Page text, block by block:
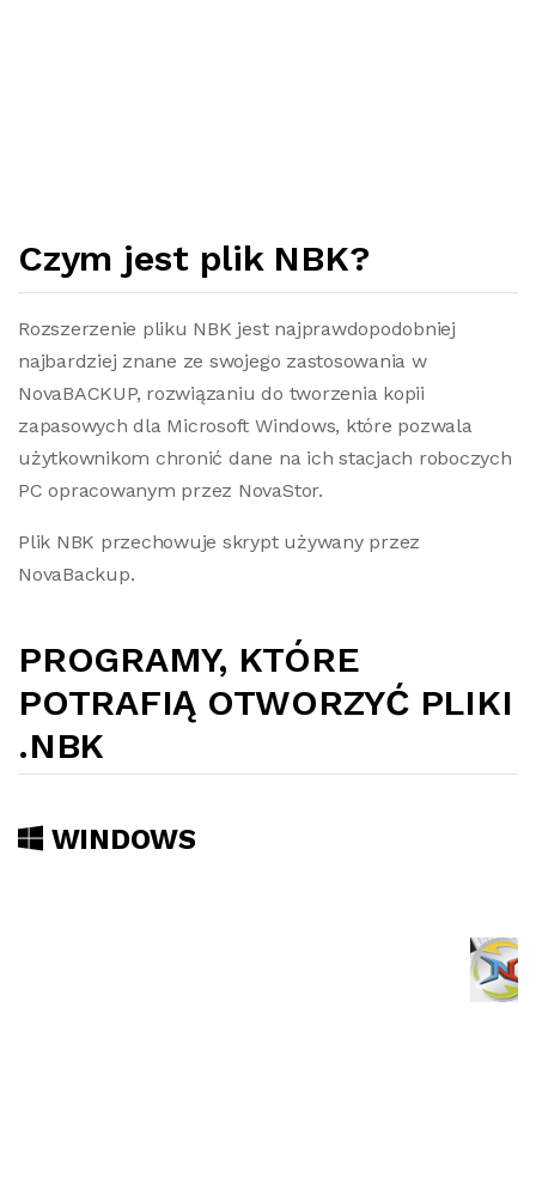
Czym jest plik NBK?
Rozszerzenie pliku NBK jest najprawdopodobniej
najbardziej znane ze swojego zastosowania w
NovaBACKUP, rozwiązaniu do tworzenia kopii
zapasowych dla Microsoft Windows, które pozwala
użytkownikom chronić dane na ich stacjach roboczych
PC opracowanym przez NovaStor.
Plik NBK przechowuje skrypt używany przez
NovaBackup.
PROGRAMY, KTÓRE
POTRAFIĄ OTWORZYĆ PLIKI
.NBK
WINDOWS